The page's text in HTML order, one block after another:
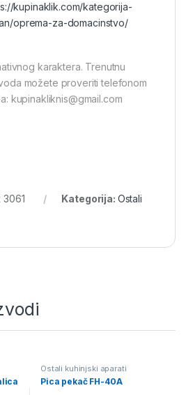
kupinaklik.com/kategorija-
oprema-za-domacinstvo/
karaktera. Trenutnu
možete proveriti telefonom
kupinakliknis@gmail.com
3061 Kategorija: Ostali
Ostali kuhinjski aparati
Pica pekač FH-40A